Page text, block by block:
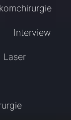
Interview
Laser